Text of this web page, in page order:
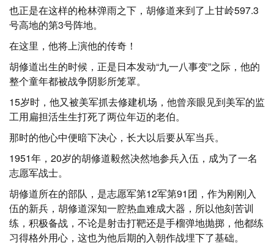
也正是在这样的枪林弹雨之下，胡修道来到了上甘岭597.3
号高地的第3号阵地。
在这里，他将上演他的传奇！
胡修道出生的时候，正是日本发动“九一八事变”之际，他的
整个童年都被战争阴影所笼罩。
15岁时，他又被美军抓去修建机场，他曾亲眼见到美军的监
工用扁担活生生打死了两位年迈的老伯。
那时的他心中便暗下决心，长大以后要从军当兵。
1951年，20岁的胡修道毅然决然地参兵入伍，成为了一名
志愿军战士。
胡修道所在的部队，是志愿军第12军第91团，作为刚刚入
伍的新兵，胡修道深知一腔热血难成大器，所以他刻苦训
练，积极备战，不论是射击打靶还是手榴弹地抛掷，他都练
习得格外用心，这也为他后期的入朝作战埋下了基础。